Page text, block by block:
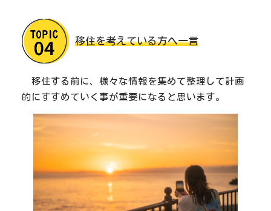
移住を考えている方へ一言
移住する前に、様々な情報を集めて整理して計画
的にすすめていく事が重要になると思います。